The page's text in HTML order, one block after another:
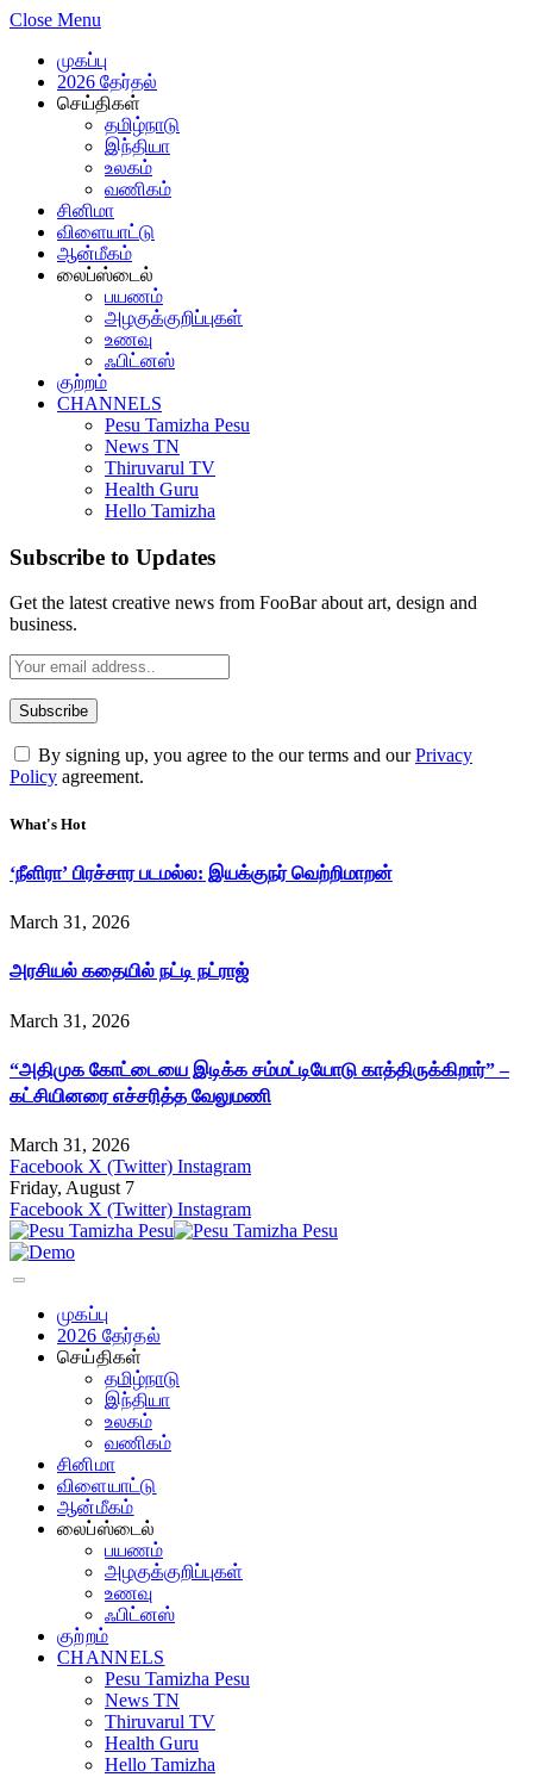
Close Menu
முகப்பு
2026 தேர்தல்
செய்திகள்
தமிழ்நாடு
இந்தியா
உலகம்
வணிகம்
சினிமா
விளையாட்டு
ஆன்மீகம்
லைப்ஸ்டைல்
பயணம்
அழகுக்குறிப்புகள்
உணவு
ஃபிட்னஸ்
குற்றம்
CHANNELS
Pesu Tamizha Pesu
News TN
Thiruvarul TV
Health Guru
Hello Tamizha
Subscribe to Updates
Get the latest creative news from FooBar about art, design and
business.
By signing up, you agree to the our terms and ourPrivacy
Policy agreement.
What's Hot
‘நீளிரா’ பிரச்சார படமல்ல: இயக்குநர் வெற்றிமாறன்
March 31, 2026
அரசியல் கதையில் நட்டி நட்ராஜ்
March 31, 2026
“அதிமுக கோட்டையை இடிக்க சம்மட்டியோடு காத்திருக்கிறார்” –
கட்சியினரை எச்சரித்த வேலுமணி
March 31, 2026
Facebook X (Twitter) Instagram
Friday, August 7
Facebook X (Twitter) Instagram
முகப்பு
2026 தேர்தல்
செய்திகள்
தமிழ்நாடு
இந்தியா
உலகம்
வணிகம்
சினிமா
விளையாட்டு
ஆன்மீகம்
லைப்ஸ்டைல்
பயணம்
அழகுக்குறிப்புகள்
உணவு
ஃபிட்னஸ்
குற்றம்
CHANNELS
Pesu Tamizha Pesu
News TN
Thiruvarul TV
Health Guru
Hello Tamizha